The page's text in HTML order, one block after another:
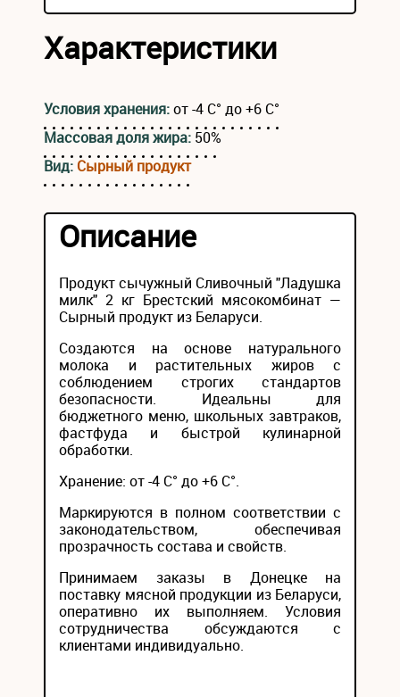
Характеристики
Условия хранения:от -4 C° до +6 C°
Массовая доля жира: 50%
Вид: Сырный продукт
Описание
Продукт сычужный Сливочный "Ладушка
милк" 2 кг Брестский мясокомбинат —
Сырный продукт из Беларуси.
Создаются на основе натурального
молока и растительных жиров с
соблюдением строгих стандартов
безопасности. Идеальны для
бюджетного меню, школьных завтраков,
фастфуда и быстрой кулинарной
обработки.
Хранение: от -4 C° до +6 C°.
Маркируются в полном соответствии с
законодательством, обеспечивая
прозрачность состава и свойств.
Принимаем заказы в Донецке на
поставку мясной продукции из Беларуси,
оперативно их выполняем. Условия
сотрудничества обсуждаются с
клиентами индивидуально.